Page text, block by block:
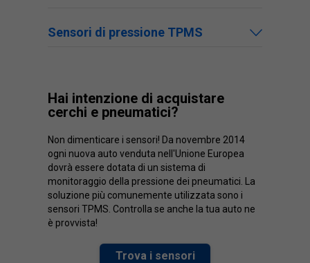
Sensori di pressione TPMS
Hai intenzione di acquistare
cerchi e pneumatici?
Non dimenticare i sensori! Da novembre 2014
ogni nuova auto venduta nell'Unione Europea
dovrà essere dotata di un sistema di
monitoraggio della pressione dei pneumatici. La
soluzione più comunemente utilizzata sono i
sensori TPMS. Controlla se anche la tua auto ne
è provvista!
Trova i sensori